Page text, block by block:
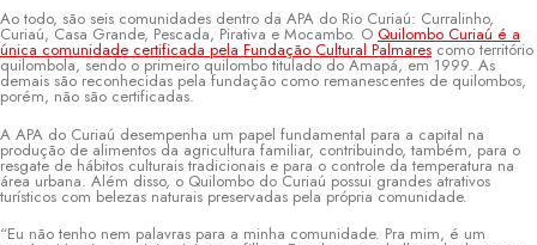
Ao todo, são seis comunidades dentro da APA do Rio Curiaú: Curralinho,
Curiaú, Casa Grande, Pescada, Pirativa e Mocambo. O Quilombo Curiaú é a
única comunidade certificada pela Fundação Cultural Palmarescomo território
quilombola, sendo o primeiro quilombo titulado do Amapá, em 1999. As
demais são reconhecidas pela fundação como remanescentes de quilombos,
porém, não são certificadas.
A APA do Curiaú desempenha um papel fundamental para a capital na
produção de alimentos da agricultura familiar, contribuindo, também, para o
resgate de hábitos culturais tradicionais e para o controle da temperatura na
área urbana. Além disso, o Quilombo do Curiaú possui grandes atrativos
turísticos com belezas naturais preservadas pela própria comunidade.
“Eu não tenho nem palavras para a minha comunidade. Pra mim, é um